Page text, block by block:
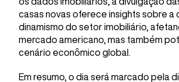
casas novas oferece insights sobre a
dinamismo do setor imobiliário,
mercado americano, mas também
cenário econômico global.
Em resumo, o dia será marcado pela